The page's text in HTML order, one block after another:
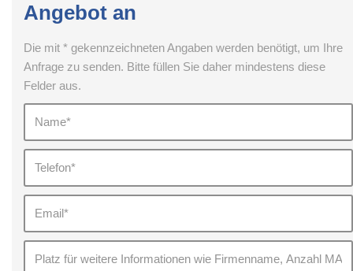
Angebot an
Die mit * gekennzeichneten Angaben werden benötigt, um Ihre
Anfrage zu senden. Bitte füllen Sie daher mindestens diese
Felder aus.